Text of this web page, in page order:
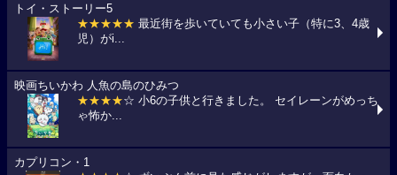
トイ・ストーリー5
★★★★★ 最近街を歩いていても小さい子（特に3、4歳
児）がi...
映画ちいかわ 人魚の島のひみつ
★★★★☆ 小6の子供と行きました。 セイレーンがめっち
ゃ怖か...
カプリコン・1